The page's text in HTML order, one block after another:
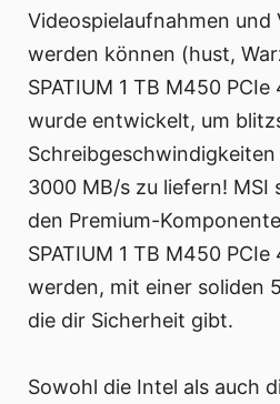
Videospielaufnahmen und
werden können (hust,
SPATIUM 1 TB M450 PCIe
wurde entwickelt, um
3000 MB/s zu liefern!
den Premium-
SPATIUM 1 TB M450
werden, mit einer soliden
die dir Sicherheit gibt.
Sowohl die Intel als auch